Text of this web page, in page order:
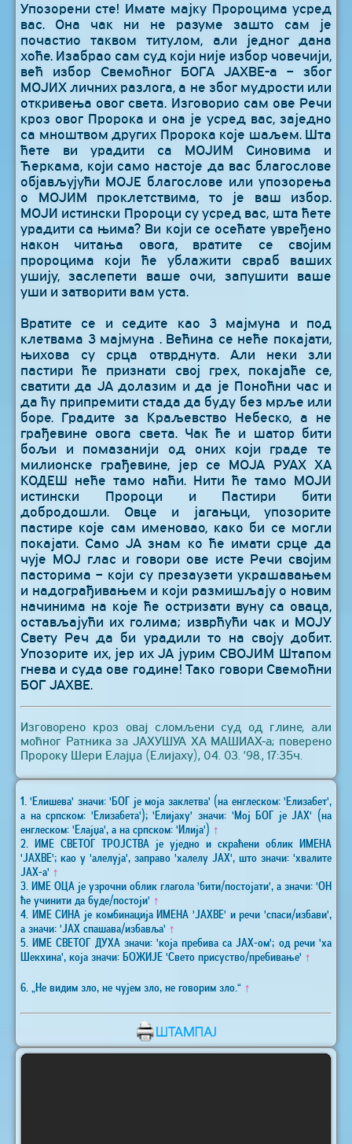
Упозорени сте! Имате мајку Пророцима усред
вас. Она чак ни не разуме зашто сам је
почастио таквом титулом, али једног дана
хоће. Изабрао сам суд који није избор човечији,
већ избор Свемоћног БОГА ЈАХВЕ-а – због
МОЈИХ личних разлога, а не због мудрости или
откривења овог света. Изговорио сам ове Речи
кроз овог Пророка и она је усред вас, заједно
са мноштвом других Пророка које шаљем. Шта
ћете ви урадити са МОЈИМ Синовима и
Ћеркама, који само настоје да вас благослове
објављујући МОЈЕ благослове или упозорења
о МОЈИМ проклетствима, то је ваш избор.
МОЈИ истински Пророци су усред вас, шта ћете
урадити са њима? Ви који се осећате увређено
након читања овога, вратите се својим
пророцима који ће ублажити свраб ваших
ушију, заслепети ваше очи, запушити ваше
уши и затворити вам уста.
Вратите се и седите као 3 мајмуна и под
клетвама 3 мајмуна . Већина се неће покајати,
њихова су срца отврднута. Али неки зли
пастири ће признати свој грех, покајаће се,
сватити да ЈА долазим и да је Поноћни час и
да ћу припремити стада да буду без мрље или
боре. Градите за Краљевство Небеско, а не
грађевине овога света. Чак ће и шатор бити
бољи и помазанији од оних који граде те
милионске грађевине, јер се МОЈА РУАХ ХА
КОДЕШ неће тамо наћи. Нити ће тамо МОЈИ
истински Пророци и Пастири бити
добродошли. Овце и јагањци, упозорите
пастире које сам именовао, како би се могли
покајати. Само ЈА знам ко ће имати срце да
чује МОЈ глас и говори ове исте Речи својим
пасторима – који су презаузети украшавањем
и надограђивањем и који размишљају о новим
начинима на које ће остризати вуну са оваца,
остављајући их голима; изврћући чак и МОЈУ
Свету Реч да би урадили то на своју добит.
Упозорите их, јер их ЈА јурим СВОЈИМ Штапом
гнева и суда ове године! Тако говори Свемоћни
БОГ ЈАХВЕ.
Изговорено кроз овај сломљени суд од глине, али
моћног Ратника за ЈАХУШУА ХА МАШИАХ-а; поверено
Пророку Шери Елајџа (Елијаху), 04. 03. ’98., 17:35ч.
1. 'Елишева' значи: 'БОГ је моја заклетва' (на енглеском: 'Елизабет',
а на српском: 'Елизабета'); 'Елијаху' значи: 'Мој БОГ је ЈАХ' (на
енглеском: 'Елајџа', а на српском: 'Илија') ↑
2. ИМЕ СВЕТОГ ТРОЈСТВА је уједно и скраћени облик ИМЕНА
'ЈАХВЕ'; као у 'алелуја', заправо 'халелу ЈАХ', што значи: 'хвалите
ЈАХ-а' ↑
3. ИМЕ ОЦА је узрочни облик глагола 'бити/постојати', а значи: 'ОН
ће учинити да буде/постоји' ↑
4. ИМЕ СИНА је комбинација ИМЕНА 'ЈАХВЕ' и речи 'спаси/избави',
а значи: 'ЈАХ спашава/избавља' ↑
5. ИМЕ СВЕТОГ ДУХА значи: 'која пребива са ЈАХ-ом'; од речи 'ха
Шекхина', која значи: БОЖИЈЕ 'Свето присуство/пребивање' ↑
6. „Не видим зло, не чујем зло, не говорим зло.“ ↑